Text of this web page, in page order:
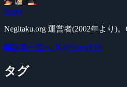
Yossy
Negitaku.org 運営者(2002年より)
記事一覧へ @YossyFPS
タグ